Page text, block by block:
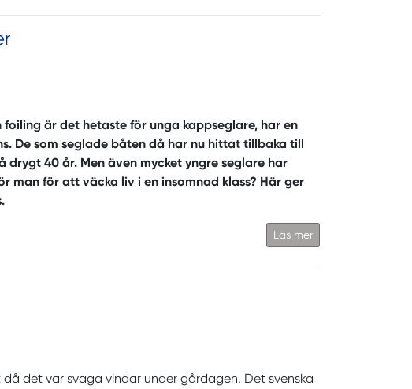
är det hetaste för unga kappseglare, har en
De som seglade båten då har nu hittat tillbaka till
40 år. Men även mycket yngre seglare har
man för att väcka liv i en insomnad klass? Här ger
Läs mer
det var svaga vindar under gårdagen. Det svenska